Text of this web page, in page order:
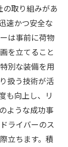
の取り組みがあ
速かつ安全な
は事前に荷物
を立てること
別な装備を用
扱う技術が活
も向上し、リ
ような成功事
ライバーのス
立ちます。積